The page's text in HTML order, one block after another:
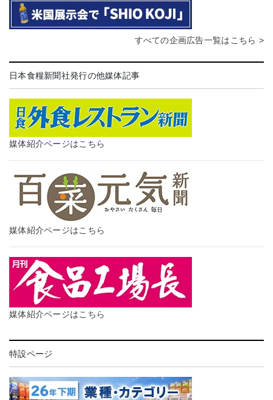
すべての企画広告一覧はこちら >
日本食糧新聞社発行の他媒体記事
媒体紹介ページはこちら
媒体紹介ページはこちら
媒体紹介ページはこちら
特設ページ